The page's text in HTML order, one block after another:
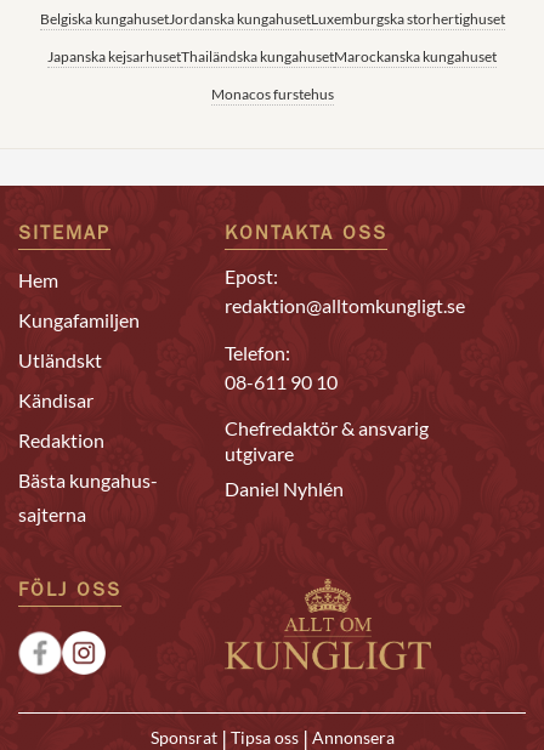
Belgiska kungahusetJordanska kungahusetLuxemburgska storhertighuset
Japanska kejsarhusetThailändska kungahusetMarockanska kungahuset
Monacos furstehus
SITEMAP
Hem
Kungafamiljen
Utländskt
Kändisar
Redaktion
Bästa kungahus-
sajterna
KONTAKTA OSS
Epost:
redaktion@alltomkungligt.se
Telefon:
08-611 90 10
Chefredaktör & ansvarig
utgivare
Daniel Nyhlén
FÖLJ OSS
Sponsrat | Tipsa oss | Annonsera